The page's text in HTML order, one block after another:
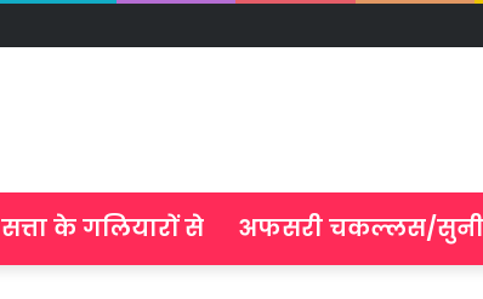
सत्ता के गलियारों से अफसरी चकल्लस/